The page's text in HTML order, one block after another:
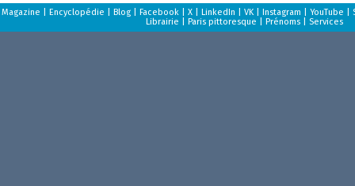
Magazine Encyclopédie Blog| Facebook| X| LinkedIn VK| Instagram YouTube
Librairie
Paris pittoresque Prénoms| Services